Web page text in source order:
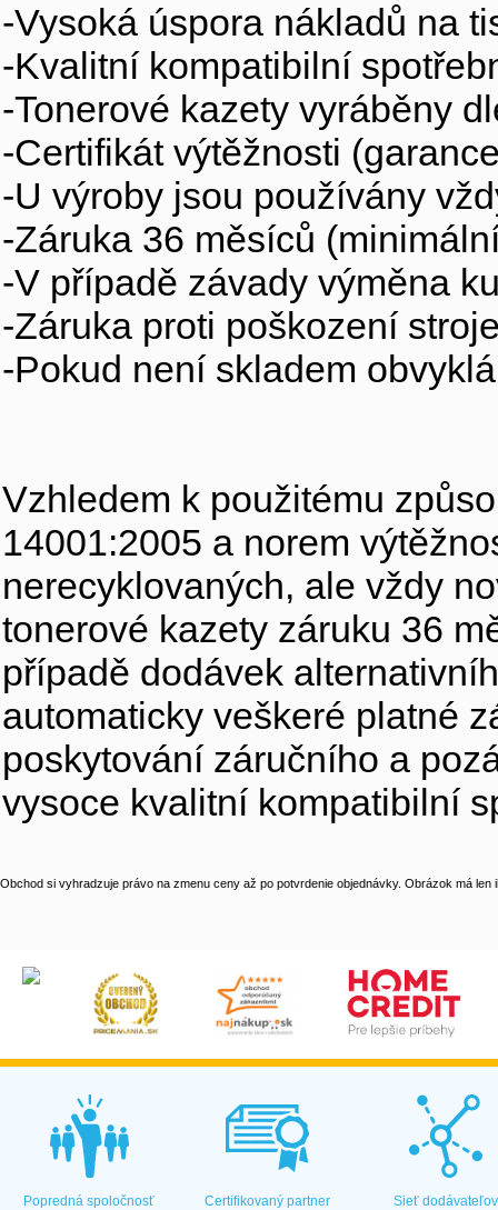
-Vysoká úspora nákladů na
-Kvalitní kompatibilní
-Tonerové kazety vyráběny
-Certifikát výtěžnosti
-U výroby jsou používány
-Záruka 36 měsíců
-V případě závady výměna
-Záruka proti poškození
-Pokud není skladem
Vzhledem k použitému
14001:2005 a norem
nerecyklovaných, ale vždy
tonerové kazety záruku 36
případě dodávek
automaticky veškeré platné
poskytování záručního a
vysoce kvalitní kompatibilní
Obchod si vyhradzuje právo na zmenu ceny až po potvrdenie objednávky. Obrázok má len
Popredná spoločnosť Certifikovaný partner Sieť dodávateľov